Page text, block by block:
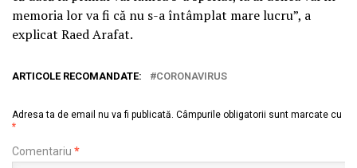
memoria lor va fi că nu s-a întâmplat mare lucru”, a
explicat Raed Arafat.
ARTICOLE RECOMANDATE: CORONAVIRUS
Adresa ta de email nu va fi publicată. Câmpurile obligatorii sunt marcate cu
*
Comentariu *